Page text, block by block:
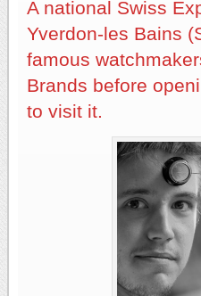
A national Swiss
Yverdon-les Bains
famous
Brands before
to visit it.